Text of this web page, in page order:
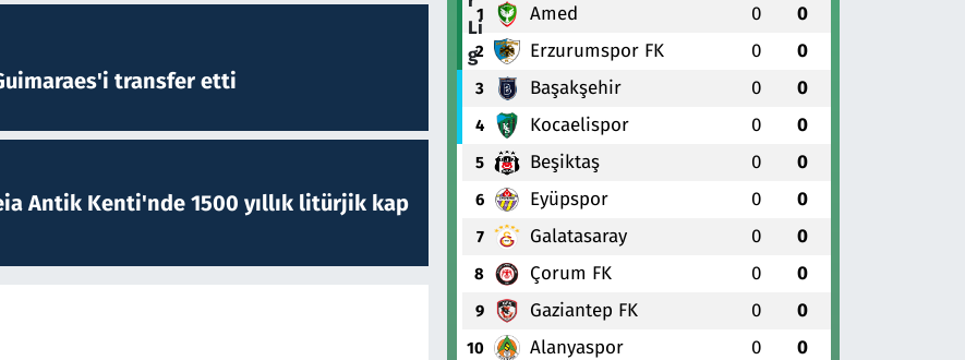
transfer etti
Antik Kenti'nde 1500 yıllık litürjik kap
1 Amed 0 0
2 Erzurumspor FK 0 0
3 Başakşehir 0 0
4 Kocaelispor 0 0
5 Beşiktaş 0 0
6 Eyüpspor 0 0
7 Galatasaray 0 0
8 Çorum FK 0 0
9 Gaziantep FK 0 0
10 Alanyaspor 0 0